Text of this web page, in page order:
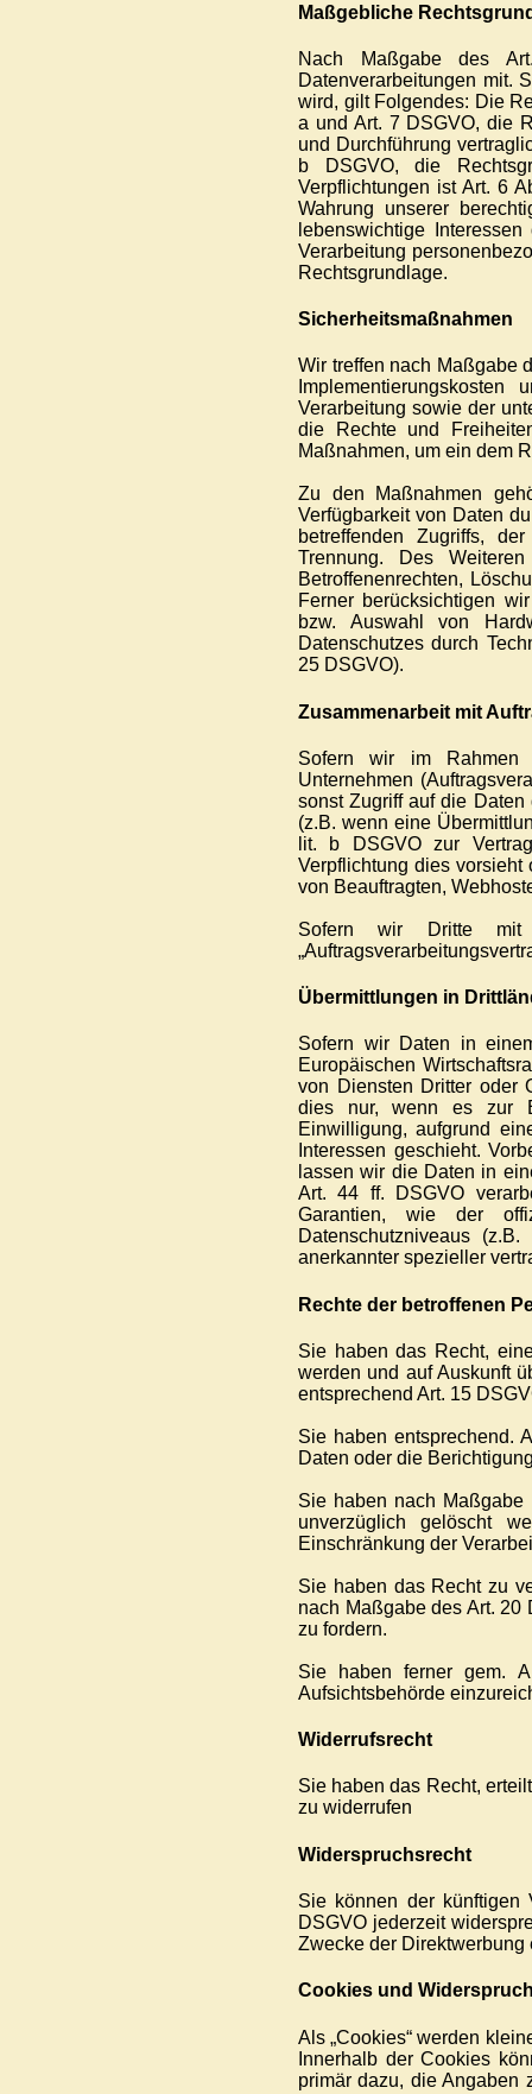
Maßgebliche
Nach Maßgabe des
Datenverarbeitungen mit.
wird, gilt Folgendes: Die
a und Art. 7 DSGVO, die
und Durchführung
b DSGVO, die
Verpflichtungen ist Art. 6
Wahrung unserer
lebenswichtige
Verarbeitung
Rechtsgrundlage.
Sicherheitsmaßnahmen
Wir treffen nach Maßgabe
Verarbeitung sowie der
die Rechte und
Maßnahmen, um ein dem
Zu den Maßnahmen
Verfügbarkeit von Daten
betreffenden Zugriffs,
Trennung. Des
Betroffenenrechten,
Ferner berücksichtigen
bzw. Auswahl von
Datenschutzes durch
25 DSGVO).
Zusammenarbeit mit
Sofern wir im Rahmen
Unternehmen
sonst Zugriff auf die
(z.B. wenn eine
lit. b DSGVO zur
Verpflichtung dies vorsieht
von Beauftragten,
Sofern wir Dritte mit
Übermittlungen in
Sofern wir Daten in
Europäischen
von Diensten Dritter oder
dies nur, wenn es zur
Einwilligung, aufgrund
Interessen geschieht.
lassen wir die Daten in
Art. 44 ff. DSGVO
Garantien, wie der
Datenschutzniveaus
anerkannter spezieller
Rechte der betroffenen
Sie haben das Recht,
werden und auf Auskunft
entsprechend Art. 15
Sie haben entsprechend.
Daten oder die
Sie haben nach
unverzüglich gelöscht
Einschränkung der
Sie haben das Recht zu
nach Maßgabe des Art. 20
zu fordern.
Sie haben ferner gem.
Aufsichtsbehörde
Widerrufsrecht
Sie haben das Recht,
zu widerrufen
Widerspruchsrecht
Sie können der künftigen
DSGVO jederzeit
Zwecke der Direktwerbung
Cookies und
Als „Cookies“ werden
Innerhalb der Cookies
primär dazu, die Angaben